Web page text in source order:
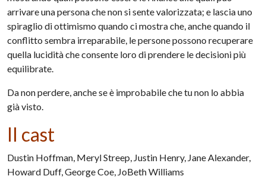
arrivare una persona che non si sente valorizzata; e lascia uno
spiraglio di ottimismo quando ci mostra che, anche quando il
conflitto sembra irreparabile, le persone possono recuperare
quella lucidità che consente loro di prendere le decisioni più
equilibrate.
Da non perdere, anche se è improbabile che tu non lo abbia
già visto.
Il cast
Dustin Hoffman, Meryl Streep, Justin Henry, Jane Alexander,
Howard Duff, George Coe, JoBeth Williams